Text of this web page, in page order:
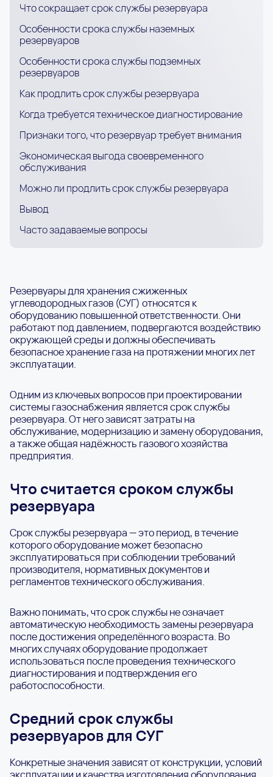
Что сокращает срок службы резервуара
Особенности срока службы наземных
резервуаров
Особенности срока службы подземных
резервуаров
Как продлить срок службы резервуара
Когда требуется техническое диагностирование
Признаки того, что резервуар требует внимания
Экономическая выгода своевременного
обслуживания
Можно ли продлить срок службы резервуара
Вывод
Часто задаваемые вопросы
Резервуары для хранения сжиженных
углеводородных газов (СУГ) относятся к
оборудованию повышенной ответственности. Они
работают под давлением, подвергаются воздействию
окружающей среды и должны обеспечивать
безопасное хранение газа на протяжении многих лет
эксплуатации.
Одним из ключевых вопросов при проектировании
системы газоснабжения является срок службы
резервуара. От него зависят затраты на
обслуживание, модернизацию и замену оборудования,
а также общая надёжность газового хозяйства
предприятия.
Что считается сроком службы
резервуара
Срок службы резервуара — это период, в течение
которого оборудование может безопасно
эксплуатироваться при соблюдении требований
производителя, нормативных документов и
регламентов технического обслуживания.
Важно понимать, что срок службы не означает
автоматическую необходимость замены резервуара
после достижения определённого возраста. Во
многих случаях оборудование продолжает
использоваться после проведения технического
диагностирования и подтверждения его
работоспособности.
Средний срок службы
резервуаров для СУГ
Конкретные значения зависят от конструкции, условий
эксплуатации и качества изготовления оборудования.